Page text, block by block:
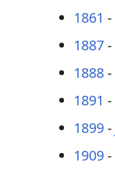
1861 -
1887-
1888-
1891 -
1899-
1909-